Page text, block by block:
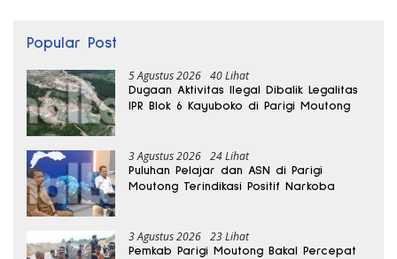
Popular Post
5 Agustus 2026 40 Lihat
Dugaan Aktivitas Ilegal Dibalik Legalitas
IPR Blok 6 Kayuboko di Parigi Moutong
3 Agustus 2026 24 Lihat
Puluhan Pelajar dan ASN di Parigi
Moutong Terindikasi Positif Narkoba
3 Agustus 2026 23 Lihat
Pemkab Parigi Moutong Bakal Percepat